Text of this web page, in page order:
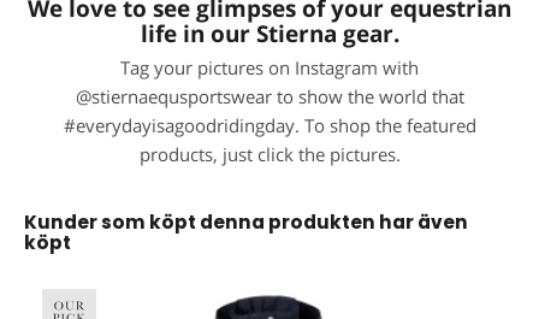
We love to see glimpses of your equestrian
life in our Stierna gear.
Tag your pictures on Instagram with
@stiernaequsportswear to show the world that
#everydayisagoodridingday. To shop the featured
products, just click the pictures.
Kunder som köpt denna produkten har även
köpt